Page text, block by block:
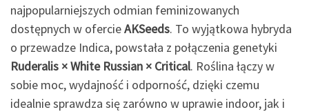
najpopularniejszych odmian feminizowanych
dostępnych w ofercieAKSeeds. To wyjątkowa hybryda
o przewadze Indica, powstała z połączenia genetyki
Ruderalis × White Russian × Critical. Roślina łączy w
sobie moc, wydajność i odporność, dzięki czemu
idealnie sprawdza się zarówno w uprawie indoor, jak i